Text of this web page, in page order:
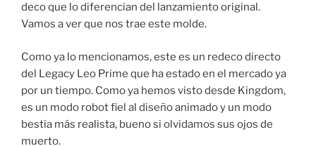
deco que lo diferencian del lanzamiento original.
Vamos a ver que nos trae este molde.
Como ya lo mencionamos, este es un redeco directo
del Legacy Leo Prime que ha estado en el mercado ya
por un tiempo. Como ya hemos visto desde Kingdom,
es un modo robot fiel al diseño animado y un modo
bestia más realista, bueno si olvidamos sus ojos de
muerto.